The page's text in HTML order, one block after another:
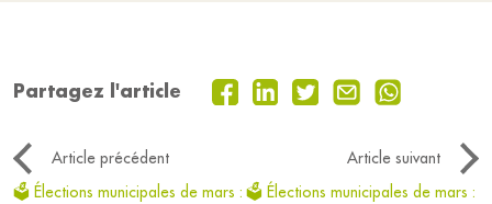
Partagez l'article
Article précédent
Article suivant
🗳️ Élections municipales de mars : 🗳️ Élections municipales de mars :